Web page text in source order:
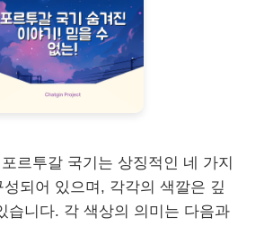
르투갈 국기는 상징적인 네 가지
되어 있으며, 각각의 색깔은 깊
습니다. 각 색상의 의미는 다음과